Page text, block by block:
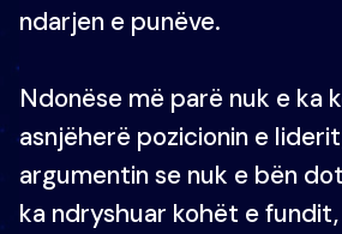
ndarjen e punëve.
Ndonëse më parë nuk e ka
asnjëherë pozicionin e
argumentin se nuk e bën
ka ndryshuar kohët e